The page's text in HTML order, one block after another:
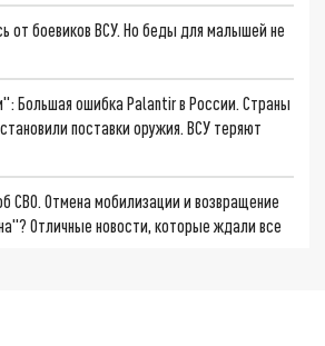
от боевиков ВСУ. Но беды для малышей не
Большая ошибка Palantir в России. Страны
поставки оружия. ВСУ теряют
СВО. Отмена мобилизации и возвращение
Отличные новости, которые ждали все